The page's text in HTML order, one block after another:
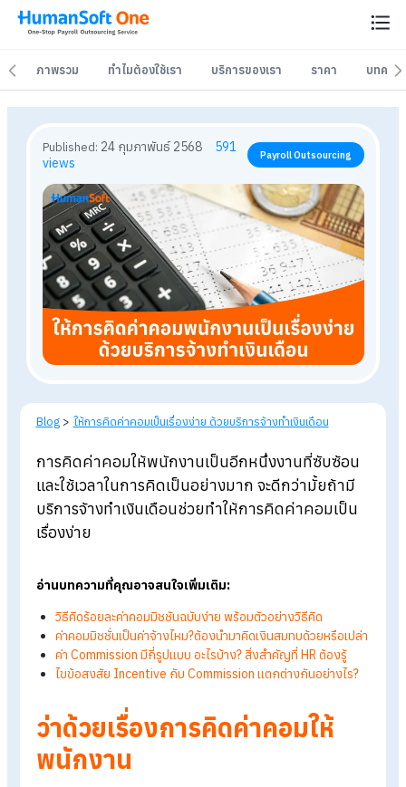
ภาพรวม ทำไมต้องใช้เรา บริการของเรา ราคา บทควา
ภาพรวม ทำไมต้องใช้เรา บริการของเรา ราคา บทควา
Published: 591
views
Blog > ให้การคิดค่าคอมเป็นเรื่องง่าย ด้วยบริการจ้างทำเงินเดือน
การคิดค่าคอมให้พนักงานเป็นอีกหนึ่งงานที่ซับซ้อ
บริการจ้างทำเงินเดือนช่วยทำให้การคิดค่าคอมเป็
เรื่องง่าย
อ่านบทความที่คุณอาจสนใจเพิ่มเติม:
วิธีคิดร้อยละค่าคอมมิชชันฉบับง่าย พร้อมตัวอย่างวิธีคิด
ค่าคอมมิชชั่นเป็นค่าจ้างไหม?ต้องนำมาคิดเงินสมทบด้วยหรือเ
ค่า Commission
ไขข้อสงสัย Incentive กับ Commission